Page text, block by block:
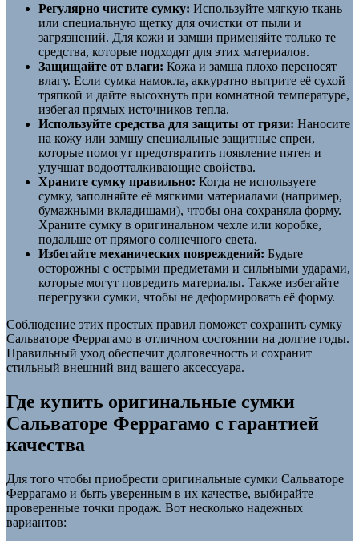
Регулярно чистите сумку: Используйте мягкую ткань
или специальную щетку для очистки от пыли и
загрязнений. Для кожи и замши применяйте только те
средства, которые подходят для этих материалов.
Защищайте от влаги: Кожа и замша плохо переносят
влагу. Если сумка намокла, аккуратно вытрите её сухой
тряпкой и дайте высохнуть при комнатной температуре,
избегая прямых источников тепла.
Используйте средства для защиты от грязи: Наносите
на кожу или замшу специальные защитные спреи,
которые помогут предотвратить появление пятен и
улучшат водоотталкивающие свойства.
Храните сумку правильно: Когда не используете
сумку, заполняйте её мягкими материалами (например,
бумажными вкладишами), чтобы она сохраняла форму.
Храните сумку в оригинальном чехле или коробке,
подальше от прямого солнечного света.
Избегайте механических повреждений: Будьте
осторожны с острыми предметами и сильными ударами,
которые могут повредить материалы. Также избегайте
перегрузки сумки, чтобы не деформировать её форму.
Соблюдение этих простых правил поможет сохранить сумку
Сальваторе Феррагамо в отличном состоянии на долгие годы.
Правильный уход обеспечит долговечность и сохранит
стильный внешний вид вашего аксессуара.
Где купить оригинальные сумки
Сальваторе Феррагамо с гарантией
качества
Для того чтобы приобрести оригинальные сумки Сальваторе
Феррагамо и быть уверенным в их качестве, выбирайте
проверенные точки продаж. Вот несколько надежных
вариантов: